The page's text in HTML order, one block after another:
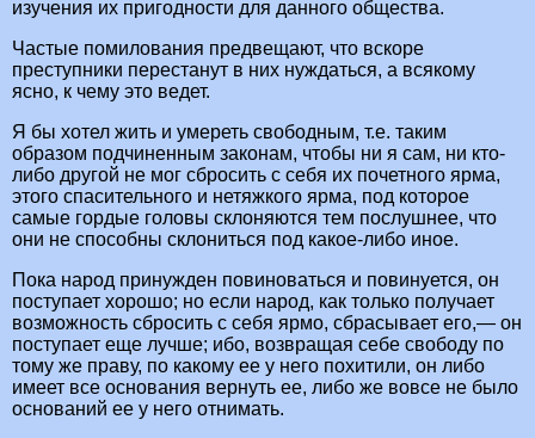
изучения их пригодности для данного общества.
Частые помилования предвещают, что вскоре
преступники перестанут в них нуждаться, а всякому
ясно, к чему это ведет.
Я бы хотел жить и умереть свободным, т.е. таким
образом подчиненным законам, чтобы ни я сам, ни кто-
либо другой не мог сбросить с себя их почетного ярма,
этого спасительного и нетяжкого ярма, под которое
самые гордые головы склоняются тем послушнее, что
они не способны склониться под какое-либо иное.
Пока народ принужден повиноваться и повинуется, он
поступает хорошо; но если народ, как только получает
возможность сбросить с себя ярмо, сбрасывает его,— он
поступает еще лучше; ибо, возвращая себе свободу по
тому же праву, по какому ее у него похитили, он либо
имеет все основания вернуть ее, либо же вовсе не было
оснований ее у него отнимать.